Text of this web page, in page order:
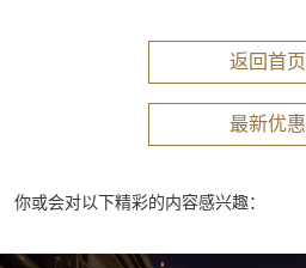
返回首页
最新优惠
你或会对以下精彩的内容感兴趣：
Learn more